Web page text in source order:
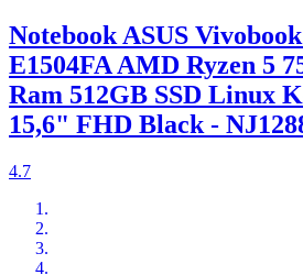
Notebook ASUS
E1504FA AMD Ryzen 5
Ram 512GB SSD Linux
15,6" FHD Black -
4.7